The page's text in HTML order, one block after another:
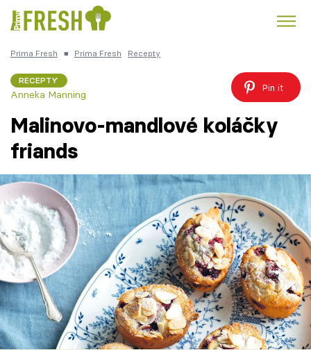
Česká kuchyně
Témata
Recepty
Články
TV Program
Škola vaření
Prima Fresh ■ Prima Fresh Recepty
RECEPTY
Anneka Manning
Pin it
Malinovo-mandlové koláčky
friands